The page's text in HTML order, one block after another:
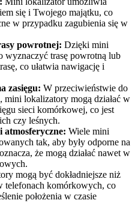
się i Twojego majątku, co
w przypadku zagubienia się w
powrotnej: Dzięki mini
wyznaczyć trasę powrotną lub
co ułatwia nawigację i
zasięgu: W przeciwieństwie do
mini lokalizatory mogą działać w
sieci komórkowej, co jest
czy leśnych.
atmosferyczne: Wiele mini
tak, aby były odporne na
że ​​mogą działać nawet w
mogą być dokładniejsze niż
telefonach komórkowych, co
położenia w czasie